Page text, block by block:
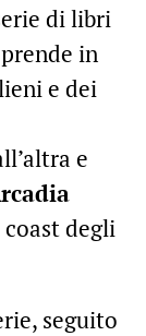
di libri
in
e dei
e
degli
seguito